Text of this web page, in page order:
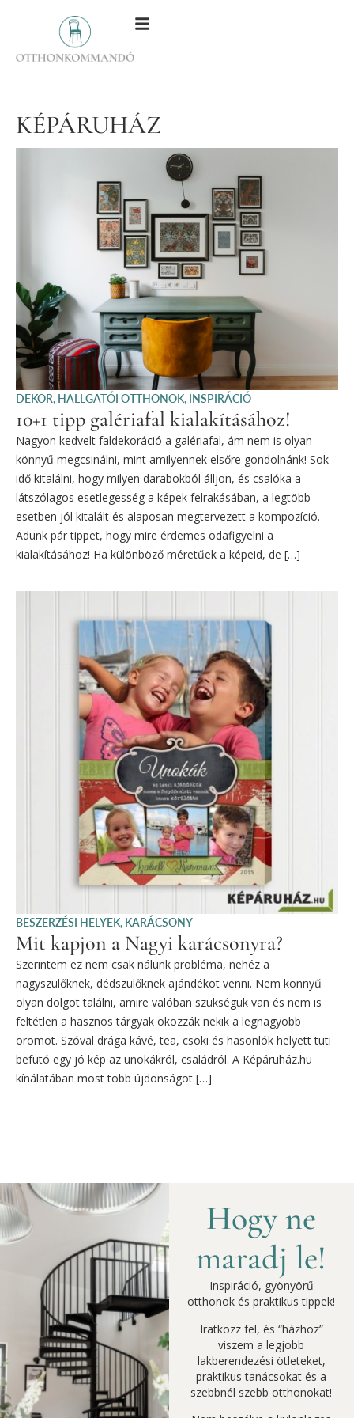
KÉPÁRUHÁZ
DEKOR, HALLGATÓI OTTHONOK, INSPIRÁCIÓ
10+1 tipp galériafal kialakításához!
Nagyon kedvelt faldekoráció a galériafal, ám nem is olyan
könnyű megcsinálni, mint amilyennek elsőre gondolnánk! Sok
idő kitalálni, hogy milyen darabokból álljon, és csalóka a
látszólagos esetlegesség a képek felrakásában, a legtöbb
esetben jól kitalált és alaposan megtervezett a kompozíció.
Adunk pár tippet, hogy mire érdemes odafigyelni a
kialakításához! Ha különböző méretűek a képeid, de […]
BESZERZÉSI HELYEK, KARÁCSONY
Mit kapjon a Nagyi karácsonyra?
Szerintem ez nem csak nálunk probléma, nehéz a
nagyszülőknek, dédszülőknek ajándékot venni. Nem könnyű
olyan dolgot találni, amire valóban szükségük van és nem is
feltétlen a hasznos tárgyak okozzák nekik a legnagyobb
örömöt. Szóval drága kávé, tea, csoki és hasonlók helyett tuti
befutó egy jó kép az unokákról, családról. A Képáruház.hu
kínálatában most több újdonságot […]
Hogy ne
maradj le!
Inspiráció, gyönyörű
otthonok és praktikus tippek!
Iratkozz fel, és “házhoz”
viszem a legjobb
lakberendezési ötleteket,
praktikus tanácsokat és a
szebbnél szebb otthonokat!